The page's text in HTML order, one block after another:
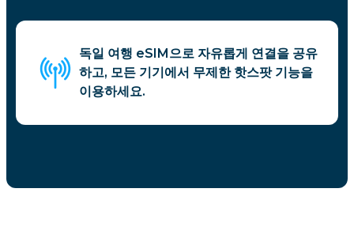
독일 여행 eSIM으로 자유롭게 연결을 공유
하고, 모든 기기에서 무제한 핫스팟 기능을
이용하세요.